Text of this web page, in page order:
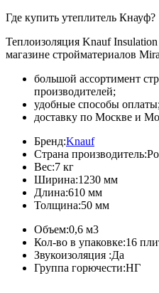
Где купить утеплитель Кнауф?
Теплоизоляция Knauf
магазине стройматериалов
большой ассортимент
производителей;
удобные способы оплаты;
доставку по Москве и
Бренд:Knauf
Страна производитель:
Вес:7 кг
Ширина:1230 мм
Длина:610 мм
Толщина:50 мм
Объем:0,6 м3
Кол-во в упаковке:16
Звукоизоляция :Да
Группа горючести:НГ